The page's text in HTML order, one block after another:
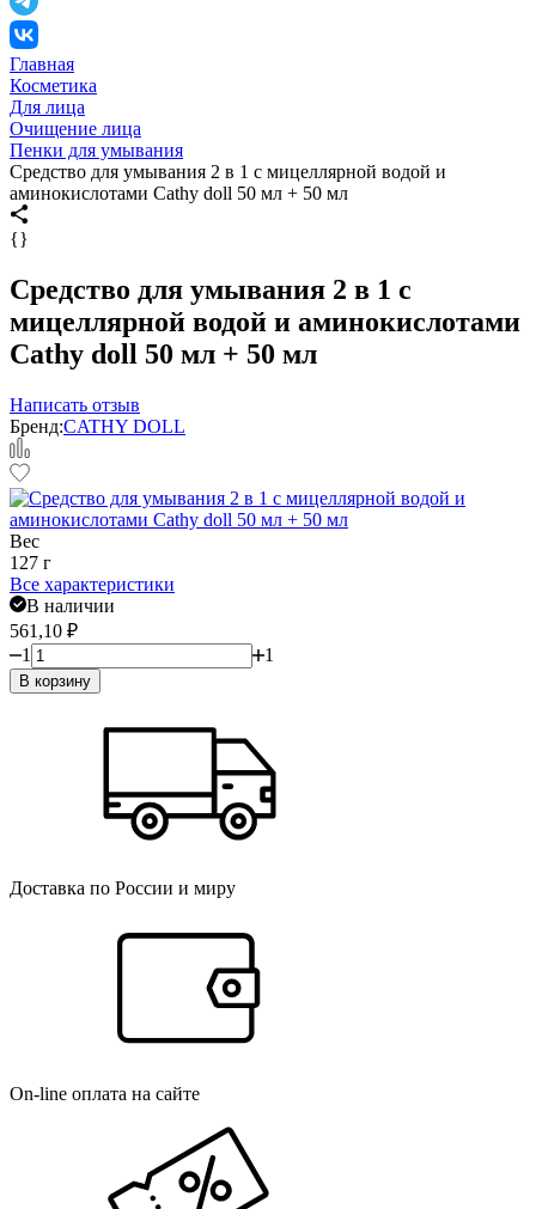
Главная
Косметика
Для лица
Очищение лица
Пенки для умывания
Средство для умывания 2 в 1 с мицеллярной водой и
аминокислотами Cathy doll 50 мл + 50 мл
{}
Средство для умывания 2 в 1 с
мицеллярной водой и аминокислотами
Cathy doll 50 мл + 50 мл
Написать отзыв
Бренд:CATHY DOLL
Вес
127 г
Все характеристики
В наличии
561,10 ₽
1
1
В корзину
Доставка по России и миру
On-line оплата на сайте